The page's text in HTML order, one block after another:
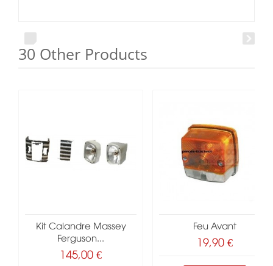
30 Other Products
Kit Calandre Massey
Ferguson...
145,00 €
Feu Avant
19,90 €